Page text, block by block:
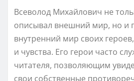
Всеволод Михайлович не
описывал внешний мир, но и
внутренний мир своих
и чувства. Его герои часто
читателя, позволяющим
свои собственные